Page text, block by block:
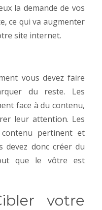
la demande de vos
ce qui va augmenter
site internet.
vous devez faire
du reste. Les
face à du contenu,
leur attention. Les
pertinent et
devez donc créer du
que le vôtre est
votre